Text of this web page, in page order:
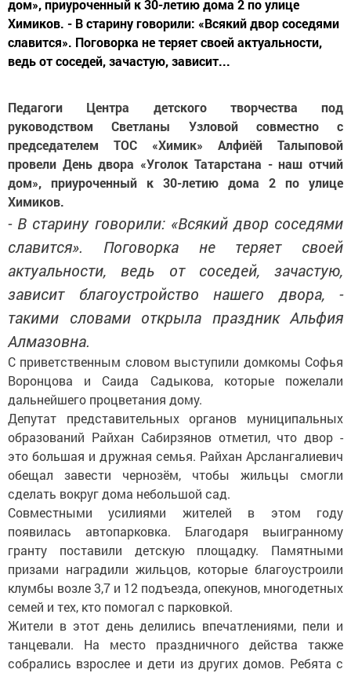
дом», приуроченный к 30-летию дома 2 по улице
Химиков. - В старину говорили: «Всякий двор соседями
славится». Поговорка не теряет своей актуальности,
ведь от соседей, зачастую, зависит...
Педагоги Центра детского творчества под
руководством Светланы Узловой совместно с
председателем ТОС «Химик» Алфиёй Талыповой
провели День двора «Уголок Татарстана - наш отчий
дом», приуроченный к 30-летию дома 2 по улице
Химиков.
- В старину говорили: «Всякий двор соседями
славится». Поговорка не теряет своей
актуальности, ведь от соседей, зачастую,
зависит благоустройство нашего двора, -
такими словами открыла праздник Альфия
Алмазовна.
С приветственным словом выступили домкомы Софья
Воронцова и Саида Садыкова, которые пожелали
дальнейшего процветания дому.
Депутат представительных органов муниципальных
образований Райхан Сабирзянов отметил, что двор -
это большая и дружная семья. Райхан Арслангалиевич
обещал завести чернозём, чтобы жильцы смогли
сделать вокруг дома небольшой сад.
Совместными усилиями жителей в этом году
появилась автопарковка. Благодаря выигранному
гранту поставили детскую площадку. Памятными
призами наградили жильцов, которые благоустроили
клумбы возле 3,7 и 12 подъезда, опекунов, многодетных
семей и тех, кто помогал с парковкой.
Жители в этот день делились впечатлениями, пели и
танцевали. На место праздничного действа также
собрались взрослее и дети из других домов. Ребята с